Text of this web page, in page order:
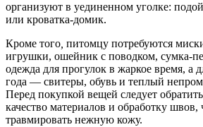
организуют в уединенном уголке:
или кроватка-домик.
Кроме того питомцу потребуются
игрушки, ошейник с поводком, сумка-
одежда для прогулок в жаркое время, а
года — свитеры, обувь и теплый
Перед покупкой вещей следует
качество материалов и обработку швов,
травмировать нежную кожу.